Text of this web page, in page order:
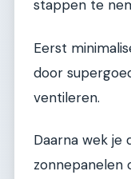
stappen te
Eerst
door
ventileren.
Daarna wek
zonnepanelen